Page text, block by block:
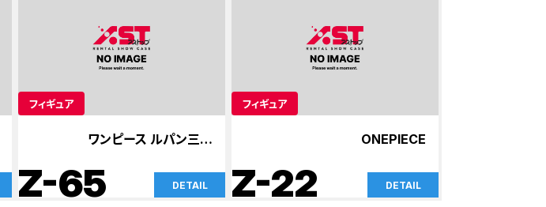
フィギュア
ワンピース ルパン三世
Z-65 DETAIL
フィギュア
ONEPIECE
Z-22 DETAIL